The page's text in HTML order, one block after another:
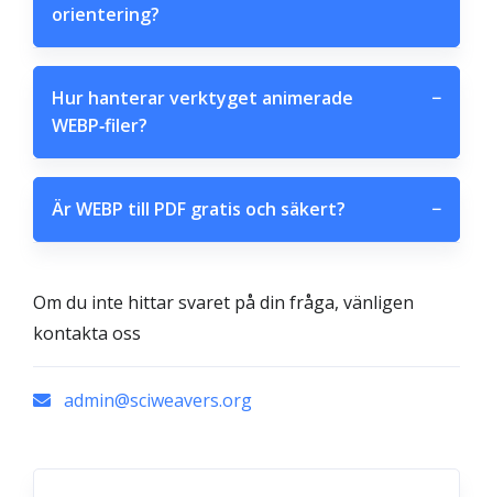
orientering?
Hur hanterar verktyget animerade
WEBP‑filer?
−
Är WEBP till PDF gratis och säkert? −
Om du inte hittar svaret på din fråga, vänligen
kontakta oss
admin@sciweavers.org